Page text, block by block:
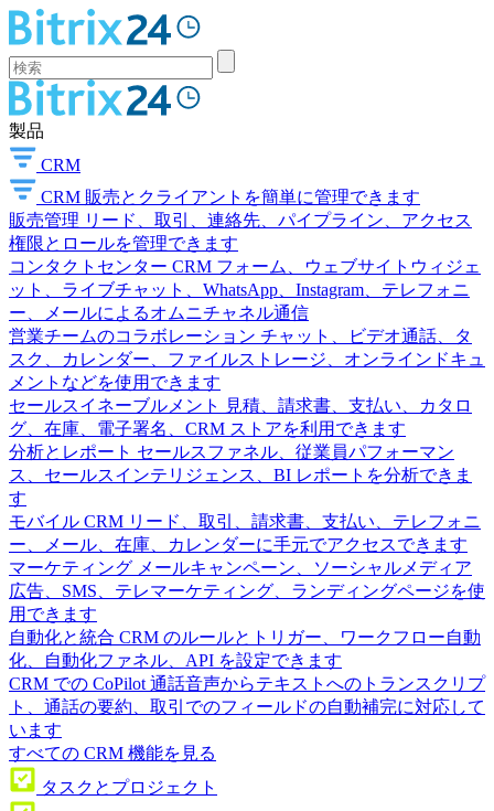
製品
CRM
CRM 販売とクライアントを簡単に管理できます
販売管理 リード、取引、連絡先、パイプライン、アクセス
権限とロールを管理できます
コンタクトセンター CRM フォーム、ウェブサイトウィジェ
ット、ライブチャット、WhatsApp、Instagram、テレフォニ
ー、メールによるオムニチャネル通信
営業チームのコラボレーション チャット、ビデオ通話、タ
スク、カレンダー、ファイルストレージ、オンラインドキュ
メントなどを使用できます
セールスイネーブルメント
見積、請求書、支払い、カタロ
グ、在庫、電子署名、CRM ストアを利用できます
分析とレポート セールスファネル、従業員パフォーマン
ス、セールスインテリジェンス、BI レポートを分析できま
す
モバイル CRM リード、取引、請求書、支払い、テレフォニ
ー、メール、在庫、カレンダーに手元でアクセスできます
マーケティング メールキャンペーン、ソーシャルメディア
広告、SMS、テレマーケティング、ランディングページを使
用できます
自動化と統合 CRM のルールとトリガー、ワークフロー自動
化、自動化ファネル、API を設定できます
CRM での CoPilot 通話音声からテキストへのトランスクリプ
ト、通話の要約、取引でのフィールドの自動補完に対応して
います
すべての CRM 機能を見る
タスクとプロジェクト